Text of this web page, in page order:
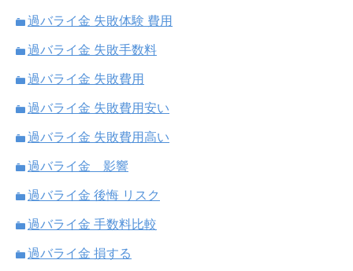
過バライ金 失敗体験 費用
過バライ金 失敗手数料
過バライ金 失敗費用
過バライ金 失敗費用安い
過バライ金 失敗費用高い
過バライ金 影響
過バライ金 後悔 リスク
過バライ金 手数料比較
過バライ金 損する